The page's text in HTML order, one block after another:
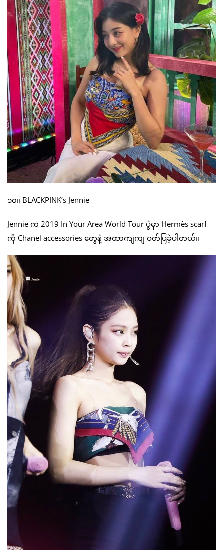
၁၀။ BLACKPINK’s Jennie
Jennie က 2019 In Your Area World Tour ပွဲမှာ Hermès scarf
ကို Chanel accessories တွေနဲ့ အထာကျကျ ဝတ်ပြခဲ့ပါတယ်။